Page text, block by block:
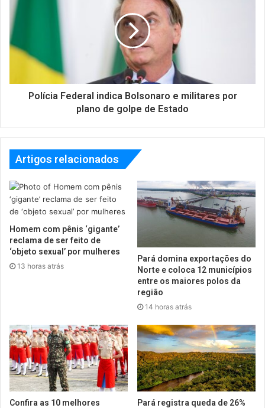
Polícia Federal indica Bolsonaro e militares por
plano de golpe de Estado
Artigos relacionados
Homem com pênis ‘gigante’
reclama de ser feito de
‘objeto sexual’ por mulheres
13 horas atrás
Pará domina exportações do
Norte e coloca 12 municípios
entre os maiores polos da
região
14 horas atrás
Confira as 10 melhores Pará registra queda de 26%